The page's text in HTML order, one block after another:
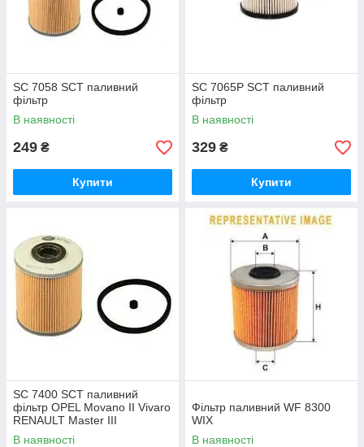
SC 7058 SCT паливний
фільтр
В наявності
249 ₴
Купити
SC 7065Р SCT паливний
фільтр
В наявності
329 ₴
Купити
SC 7400 SCT паливний
фільтр OPEL Movano II Vivaro
RENAULT Master III
В наявності
Фільтр паливний WF 8300
WIX
В наявності